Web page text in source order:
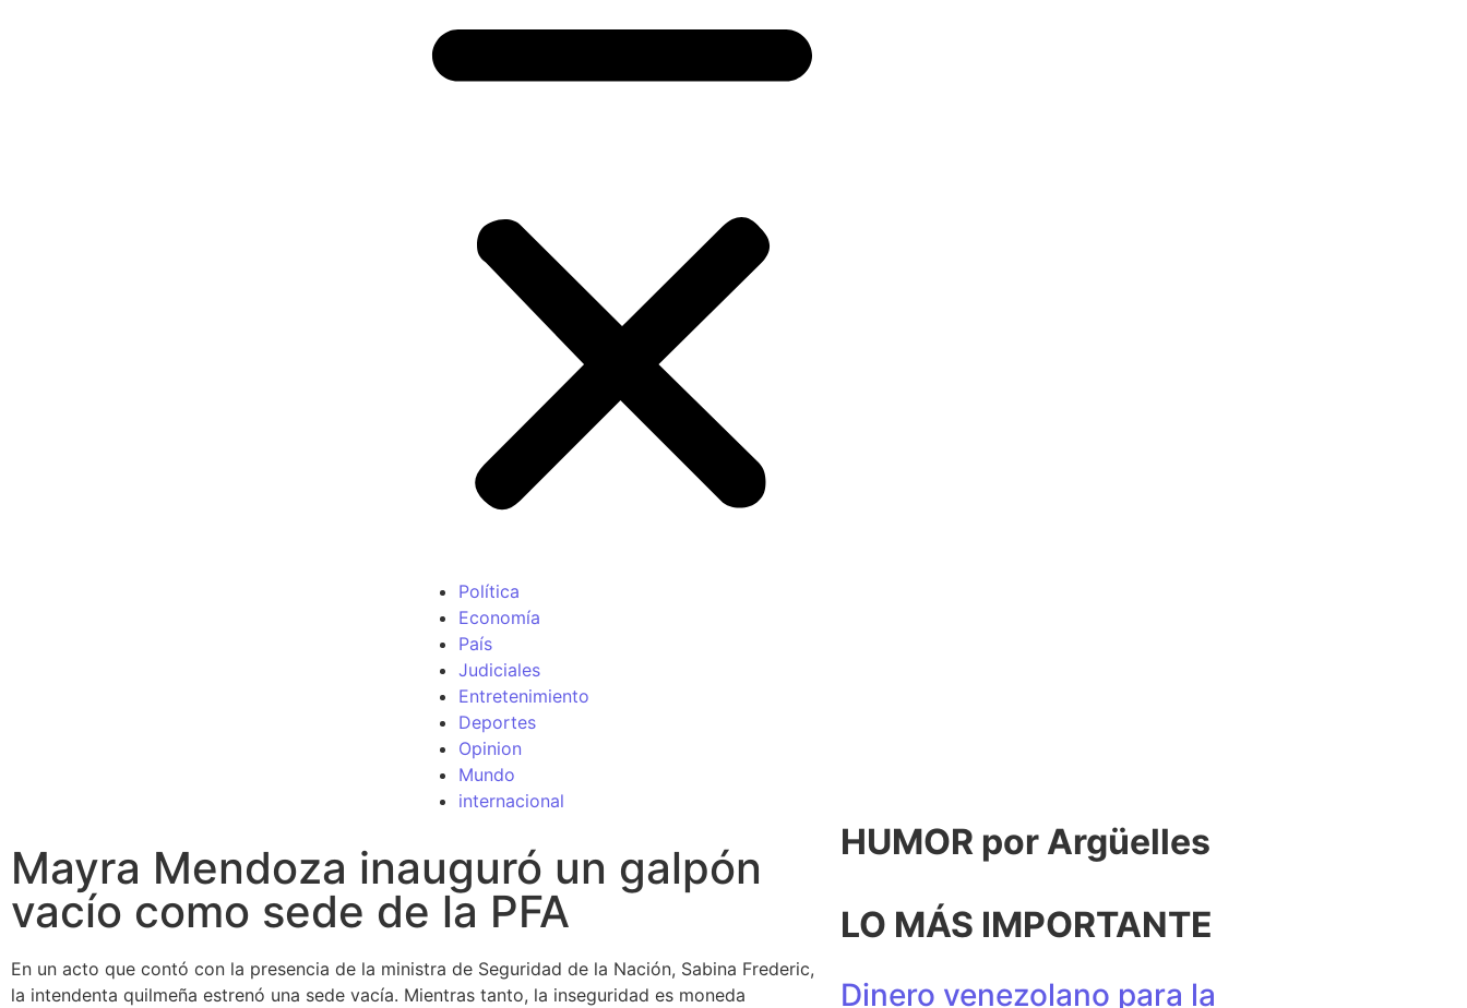
Política
Economía
País
Judiciales
Entretenimiento
Deportes
Opinion
Mundo
internacional
Mayra Mendoza inauguró un galpón
vacío como sede de la PFA
En un acto que contó con la presencia de la ministra de Seguridad de la Nación, Sabina Frederic,
la intendenta quilmeña estrenó una sede vacía. Mientras tanto, la inseguridad es moneda
HUMOR por Argüelles​
LO MÁS IMPORTANTE
Dinero venezolano para la